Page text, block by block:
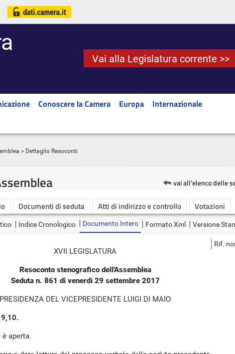
Vai alla Legislatura corrente >>
Conoscere la Camera Europa
Internazionale
> Dettaglio Resoconti
vai all'elenco delle
Documenti di seduta Atti di indirizzo e controllo Votazioni
Indice Cronologico Documento Intero Formato Xml Versione
Rif.
XVII LEGISLATURA
Resoconto stenografico dell'Assemblea
Seduta n. 861 di venerdì 29 settembre 2017
PRESIDENZA DEL VICEPRESIDENTE LUIGI DI MAIO
è aperta.